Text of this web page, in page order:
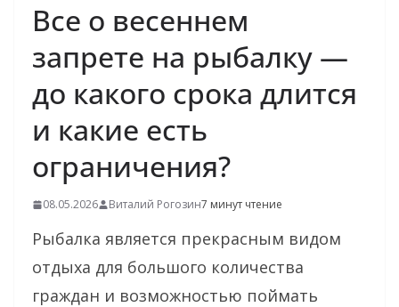
Все о весеннем
запрете на рыбалку —
до какого срока длится
и какие есть
ограничения?
08.05.2026 Виталий Рогозин7 минут чтение
Рыбалка является прекрасным видом
отдыха для большого количества
граждан и возможностью поймать